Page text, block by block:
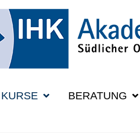
KURSE BERATUNG